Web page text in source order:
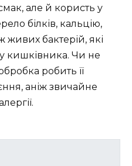
але й користь у
білків, кальцію,
живих бактерій, які
кишківника. Чи не
робить її
аніж звичайне